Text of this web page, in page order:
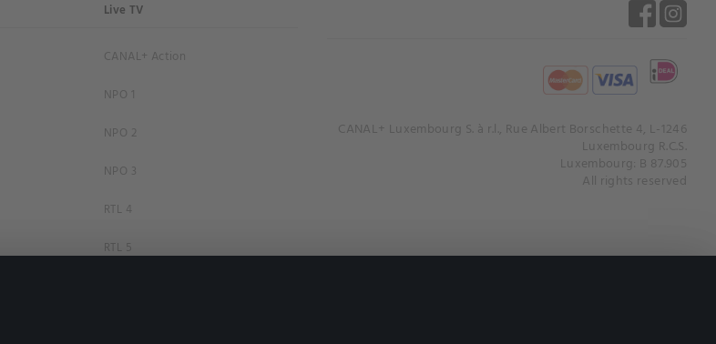
Live TV
CANAL+ Action
NPO 1
NPO 2
NPO 3
RTL 4
RTL 5
CANAL+ Luxembourg S. à r.l., Rue Albert Borschette 4, L-1246
Luxembourg R.C.S.
Luxembourg: B 87.905
All rights reserved